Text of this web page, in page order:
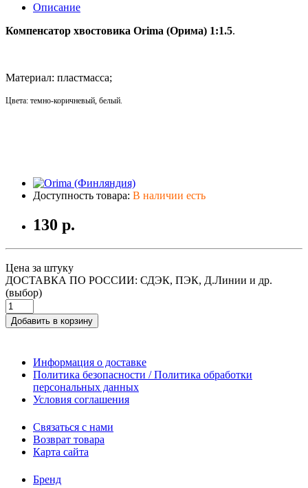
Описание
Компенсатор хвостовика Orima (Орима) 1:1.5.
Материал: пластмасса;
Цвета: темно-коричневый, белый.
Доступность товара: В наличии есть
130 р.
Цена за штуку
ДОСТАВКА ПО РОССИИ: СДЭК, ПЭК, Д.Линии и др.
(выбор)
Добавить в корзину
Информация о доставке
Политика безопасности / Политика обработки
персональных данных
Условия соглашения
Связаться с нами
Возврат товара
Карта сайта
Бренд